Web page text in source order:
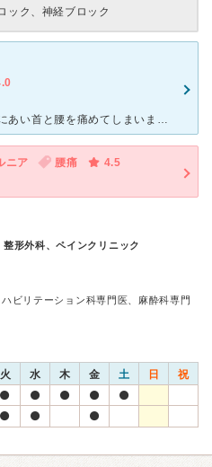
ック、神経ブロック
現在妊婦ですが先月に追突事故にあい首と腰を痛めてしまいました。診察の際に真っ先にお腹の子を心配してくださり、とてもいい病院だなと思います。痛みがなかなか引かずシップを多めに出してくれたりと気を使ってい
ニア 腰痛
4.5
整形外科、ペインクリニック
ビリテーション科専門医、麻酔科専門
火 水 木 金 土 日 祝